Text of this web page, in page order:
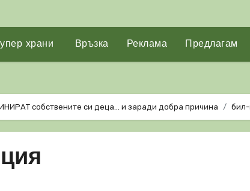
храни Връзка Реклама Предлагам
собствените си деца… и заради добра причина бил-